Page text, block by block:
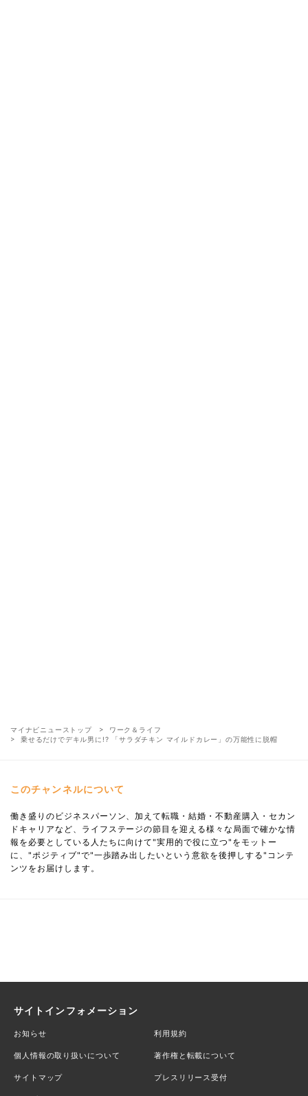
マイナビニューストップ
ワーク＆ライフ
乗せるだけでデキル男に!? 「サラダチキン マイルドカレー」の万能性に脱帽
このチャンネルについて
働き盛りのビジネスパーソン、加えて転職・結婚・不動産購入・セカン
ドキャリアなど、ライフステージの節目を迎える様々な局面で確かな情
報を必要としている人たちに向けて"実用的で役に立つ"をモットー
に、"ポジティブ"で"一歩踏み出したいという意欲を後押しする"コンテ
ンツをお届けします。
サイトインフォメーション
お知らせ 利用規約
個人情報の取り扱いについて 著作権と転載について
サイトマップ プレスリリース受付